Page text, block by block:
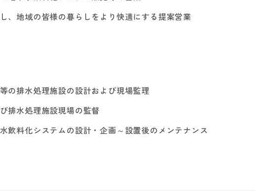
、地域の皆様の暮らしをより快適にする提案営業
の排水処理施設の設計および現場監理
排水処理施設現場の監督
飲料化システムの設計・企画～設置後のメンテナンス